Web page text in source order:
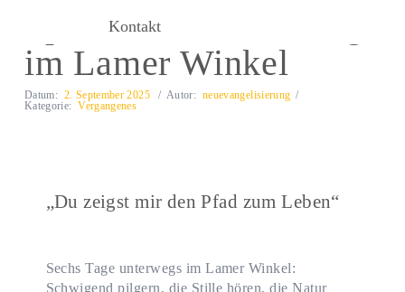
Kontakt
Spirituelle Wanderung
im Lamer Winkel
Datum: 2. September 2025 Autor: neuevangelisierung
Kategorie:Vergangenes
„Du zeigst mir den Pfad zum Leben“
Sechs Tage unterwegs im Lamer Winkel:
Schwigend pilgern, die Stille hören, die Natur